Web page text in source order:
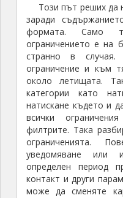
Този път реших да
заради
формата. Само
ограничението е на
странно в
ограничение и към
около летищата.
категории като
натискане където и
всички
филтрите. Така
ограниченията.
уведомяване или
определен период
контакт и други
може да сменяте